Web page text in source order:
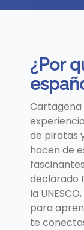
¿Por
Cartagena
de piratas
hacen de
declarado
la
para
te